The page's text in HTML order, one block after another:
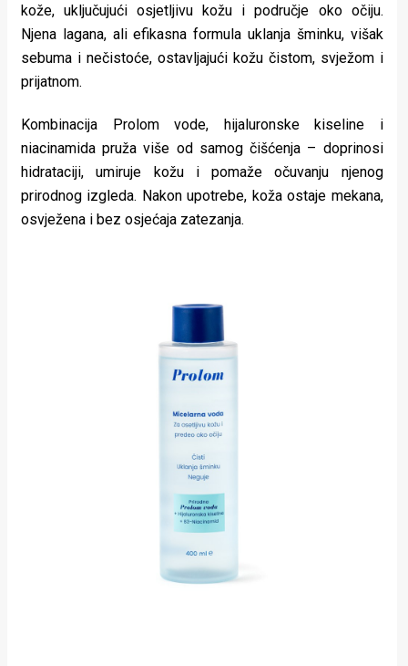
kože, uključujući osjetljivu kožu i područje oko očiju.
Njena lagana, ali efikasna formula uklanja šminku, višak
sebuma i nečistoće, ostavljajući kožu čistom, svježom i
prijatnom.
Kombinacija Prolom vode, hijaluronske kiseline i
niacinamida pruža više od samog čišćenja – doprinosi
hidrataciji, umiruje kožu i pomaže očuvanju njenog
prirodnog izgleda. Nakon upotrebe, koža ostaje mekana,
osvježena i bez osjećaja zatezanja.